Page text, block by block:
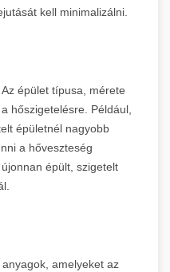
kell minimalizálni.
épület típusa, mérete
hőszigetelésre. Például,
épületnél nagyobb
a hőveszteség
épült, szigetelt
amelyeket az